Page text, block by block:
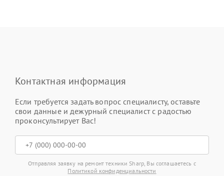
Контактная информация
Если требуется задать вопрос специалисту, оставьте
свои данные и дежурный специалист с радостью
проконсультирует Вас!
Отправляя заявку на ремонт техники Sharp, Вы соглашаетесь с
Политикой конфиденциальности